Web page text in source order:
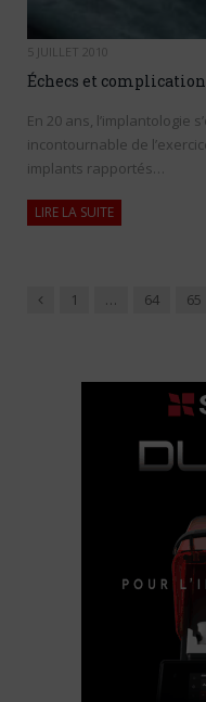
5 JUILLET 2010
Échecs et
En 20 ans, l’implantologie
incontournable de
implants rapportés…
LIRE LA SUITE
Précédent
1 … 64 65